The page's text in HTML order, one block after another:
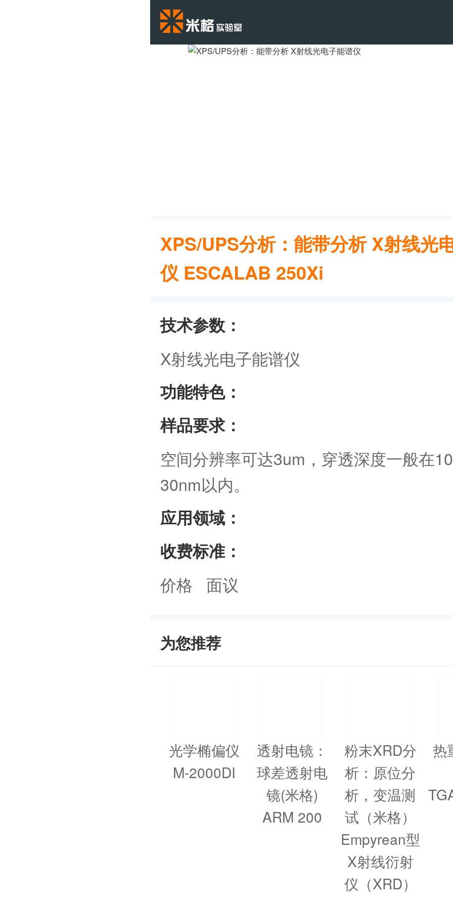
XPS/UPS分析：能带分析 X射线光
仪 ESCALAB 250Xi
技术参数：
X射线光电子能谱仪
功能特色：
样品要求：
空间分辨率可达3um，穿透深度一般在
30nm以内。
应用领域：
收费标准：
价格 面议
为您推荐
光学椭偏仪
M-2000DI
透射电镜：
球差透射电
镜(米格)
ARM 200
粉末XRD分
析：原位分
析，变温测
试（米格）
Empyrean型
X射线衍射
仪（XRD）
热